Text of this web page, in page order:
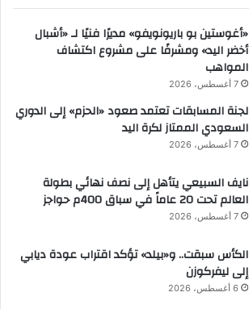
«أغوستين بو باريونويفو» مديرًا فنيًا لـ «أشبال
أخضر اليد» ومشرفًا على مشروع اكتشاف
المواهب
7 أغسطس، 2026
لجنة المسابقات تعتمد صعود «الحزم» إلى الدوري
السعودي الممتاز لكرة اليد
7 أغسطس، 2026
نايف السبيعي يتأهل إلى نصف نهائي بطولة
العالم تحت 20 عاماً في سباق 400م حواجز
7 أغسطس، 2026
الكأس سبقت.. و«بيلد» تؤكد اقتراب عودة ديابي
إلى ليفركوزن
6 أغسطس، 2026